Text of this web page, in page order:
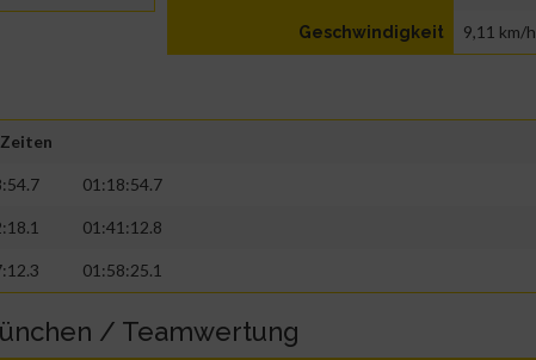
Geschwindigkeit 9,11 km/h
01:18:54.7
01:41:12.8
01:58:25.1
/ Teamwertung